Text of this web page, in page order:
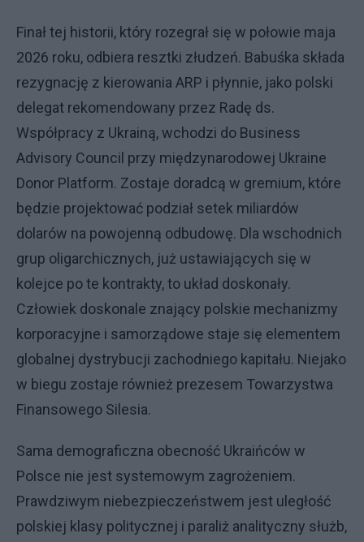
Finał tej historii, który rozegrał się w połowie maja
2026 roku, odbiera resztki złudzeń. Babuśka składa
rezygnację z kierowania ARP i płynnie, jako polski
delegat rekomendowany przez Radę ds.
Współpracy z Ukrainą, wchodzi do Business
Advisory Council przy międzynarodowej Ukraine
Donor Platform. Zostaje doradcą w gremium, które
będzie projektować podział setek miliardów
dolarów na powojenną odbudowę. Dla wschodnich
grup oligarchicznych, już ustawiających się w
kolejce po te kontrakty, to układ doskonały.
Człowiek doskonale znający polskie mechanizmy
korporacyjne i samorządowe staje się elementem
globalnej dystrybucji zachodniego kapitału. Niejako
w biegu zostaje również prezesem Towarzystwa
Finansowego Silesia.
Sama demograficzna obecność Ukraińców w
Polsce nie jest systemowym zagrożeniem.
Prawdziwym niebezpieczeństwem jest uległość
polskiej klasy politycznej i paraliż analityczny służb,